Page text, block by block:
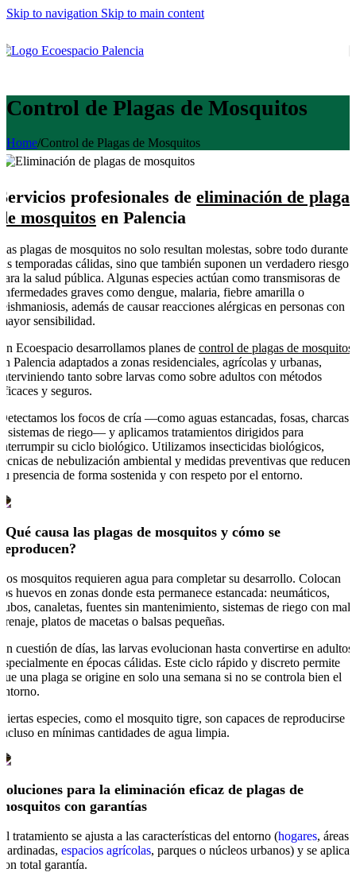
Skip to navigation Skip to main content
Control de Plagas de Mosquitos
Home/Control de Plagas de Mosquitos
profesionales de eliminación de plagas
mosquitos en Palencia
plagas de mosquitos no solo resultan molestas, sobre todo durante
temporadas cálidas, sino que también suponen un verdadero riesgo
la salud pública. Algunas especies actúan como transmisoras de
graves como dengue, malaria, fiebre amarilla o
además de causar reacciones alérgicas en personas con
sensibilidad.
Ecoespacio desarrollamos planes de control de plagas de mosquitos
Palencia adaptados a zonas residenciales, agrícolas y urbanas,
tanto sobre larvas como sobre adultos con métodos
y seguros.
los focos de cría —como aguas estancadas, fosas, charcas
sistemas de riego— y aplicamos tratamientos dirigidos para
su ciclo biológico. Utilizamos insecticidas biológicos,
de nebulización ambiental y medidas preventivas que reducen
presencia de forma sostenida y con respeto por el entorno.
causa las plagas de mosquitos y cómo se
mosquitos requieren agua para completar su desarrollo. Colocan
huevos en zonas donde esta permanece estancada: neumáticos,
canaletas, fuentes sin mantenimiento, sistemas de riego con mal
platos de macetas o balsas pequeñas.
cuestión de días, las larvas evolucionan hasta convertirse en adultos,
en épocas cálidas. Este ciclo rápido y discreto permite
una plaga se origine en solo una semana si no se controla bien el
especies, como el mosquito tigre, son capaces de reproducirse
en mínimas cantidades de agua limpia.
para la eliminación eficaz de plagas de
con garantías
tratamiento se ajusta a las características del entorno (hogares, áreas
espacios agrícolas, parques o núcleos urbanos) y se aplica
total garantía.